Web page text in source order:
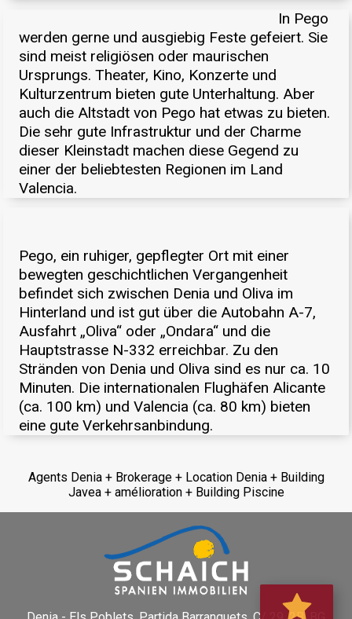
In Pego
werden gerne und ausgiebig Feste gefeiert. Sie
sind meist religiösen oder maurischen
Ursprungs. Theater, Kino, Konzerte und
Kulturzentrum bieten gute Unterhaltung. Aber
auch die Altstadt von Pego hat etwas zu bieten.
Die sehr gute Infrastruktur und der Charme
dieser Kleinstadt machen diese Gegend zu
einer der beliebtesten Regionen im Land
Valencia.
Pego, ein ruhiger, gepflegter Ort mit einer
bewegten geschichtlichen Vergangenheit
befindet sich zwischen Denia und Oliva im
Hinterland und ist gut über die Autobahn A-7,
Ausfahrt „Oliva“ oder „Ondara“ und die
Hauptstrasse N-332 erreichbar. Zu den
Stränden von Denia und Oliva sind es nur ca. 10
Minuten. Die internationalen Flughäfen Alicante
(ca. 100 km) und Valencia (ca. 80 km) bieten
eine gute Verkehrsanbindung.
Agents Denia + Brokerage + Location Denia + Building
Javea + amélioration + Building Piscine